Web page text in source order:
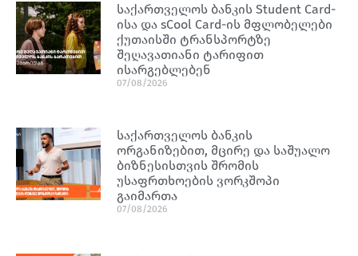
საქართველოს ბანკის Student Card-
ისა და sCool Card-ის მფლობელები
ქუთაისში ტრანსპორტზე
შეღავათიანი ტარიფით
ისარგებლებენ
07/08/2026
საქართველოს ბანკის
ორგანიზებით, მცირე და საშუალო
ბიზნესისთვის შრომის
უსაფრთხოების ვორკშოპი
გაიმართა
07/08/2026